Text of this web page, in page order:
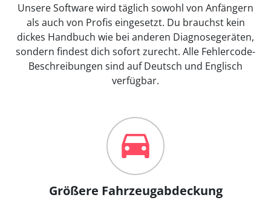
Unsere Software wird täglich sowohl von Anfängern
als auch von Profis eingesetzt. Du brauchst kein
dickes Handbuch wie bei anderen Diagnosegeräten,
sondern findest dich sofort zurecht. Alle Fehlercode-
Beschreibungen sind auf Deutsch und Englisch
verfügbar.
Größere Fahrzeugabdeckung